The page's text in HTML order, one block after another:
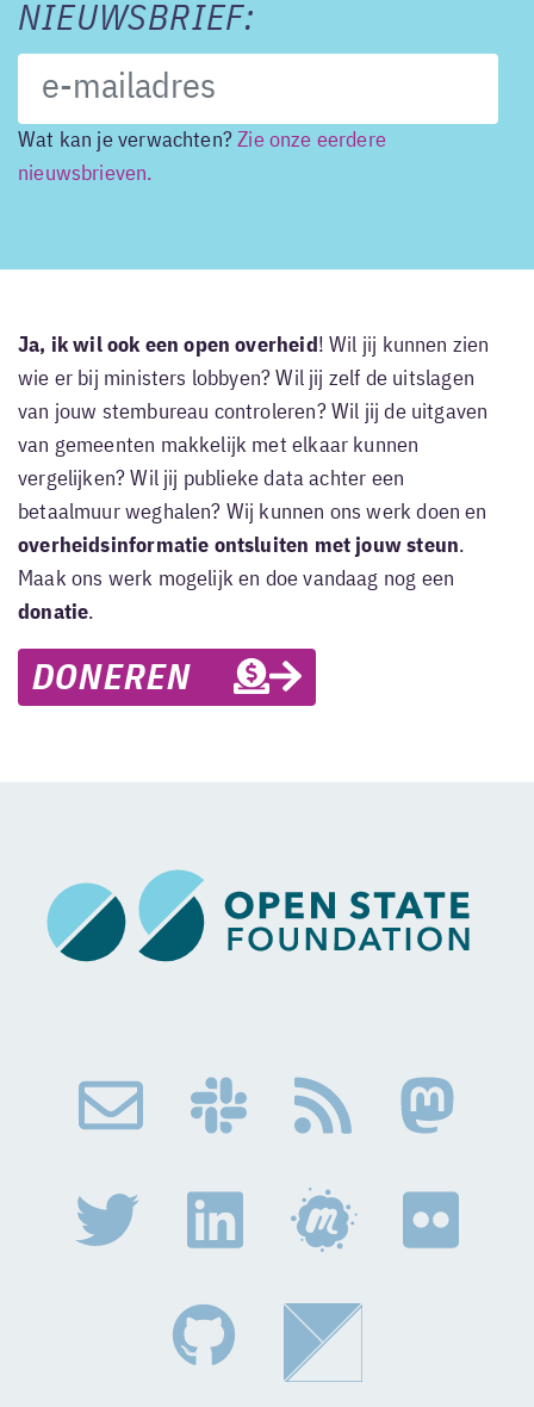
NIEUWSBRIEF:
Wat kan je verwachten?Zie onze eerdere
nieuwsbrieven.
Ja, ik wil ook een open overheid ! Wil jij kunnen zien
wie er bij ministers lobbyen? Wil jij zelf de uitslagen
van jouw stembureau controleren? Wil jij de uitgaven
van gemeenten makkelijk met elkaar kunnen
vergelijken? Wil jij publieke data achter een
betaalmuur weghalen? Wij kunnen ons werk doen en
overheidsinformatie ontsluiten met jouw steun.
Maak ons werk mogelijk en doe vandaag nog een
donatie.
DONEREN